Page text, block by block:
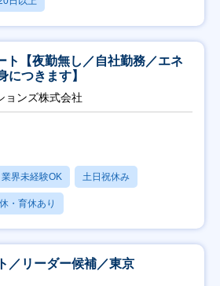
ト【夜勤無し／自社勤務／エネ
につきます】
ョンズ株式会社
界未経験OK 土日祝休み
・育休あり
／リーダー候補／東京